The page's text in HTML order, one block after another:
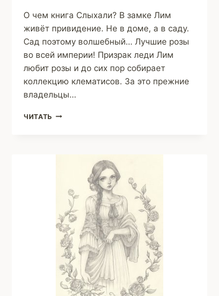
О чем книга Слыхали? В замке Лим
живёт привидение. Не в доме, а в саду.
Сад поэтому волшебный… Лучшие розы
во всей империи! Призрак леди Лим
любит розы и до сих пор собирает
коллекцию клематисов. За это прежние
владельцы…
ЧИТАТЬ ПРИЗРАК